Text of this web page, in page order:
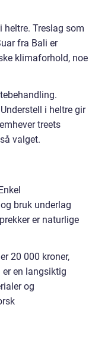
heltre. Treslag som
fra Bali er
klimaforhold, noe
i heltre gir
treets
valget.
bruk underlag
er naturlige
20 000 kroner,
en langsiktig
og